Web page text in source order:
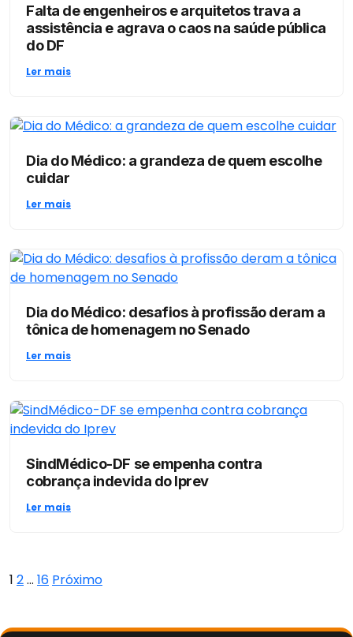
Falta de engenheiros e arquitetos trava a
assistência e agrava o caos na saúde pública
do DF
Ler mais
Dia do Médico: a grandeza de quem escolhe
cuidar
Ler mais
Dia do Médico: desafios à profissão deram a
tônica de homenagem no Senado
Ler mais
SindMédico-DF se empenha contra
cobrança indevida do Iprev
Ler mais
Paginação
posts
1 2… 16 Próximo